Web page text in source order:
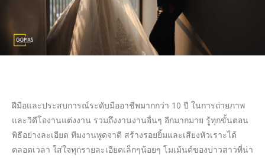
ฝีมือและประสบการณ์ระดับมืออาชีพมากกว่า 10 ปี ในการถ่ายภาพ
และวิดีโองานแต่งงาน รวมถึงงานงานอื่นๆ อีกมากมาย รู้ทุกขั้นตอน
พิธีอย่างละเอียด ทีมงานพูดจาดี สร้างรอยยิ้มและเสียงหัวเราะได้
ตลอดเวลา ใส่ใจทุกรายละเอียดเล็กๆน้อยๆ โมเม้นต์ของบ่าวสาวที่น่า